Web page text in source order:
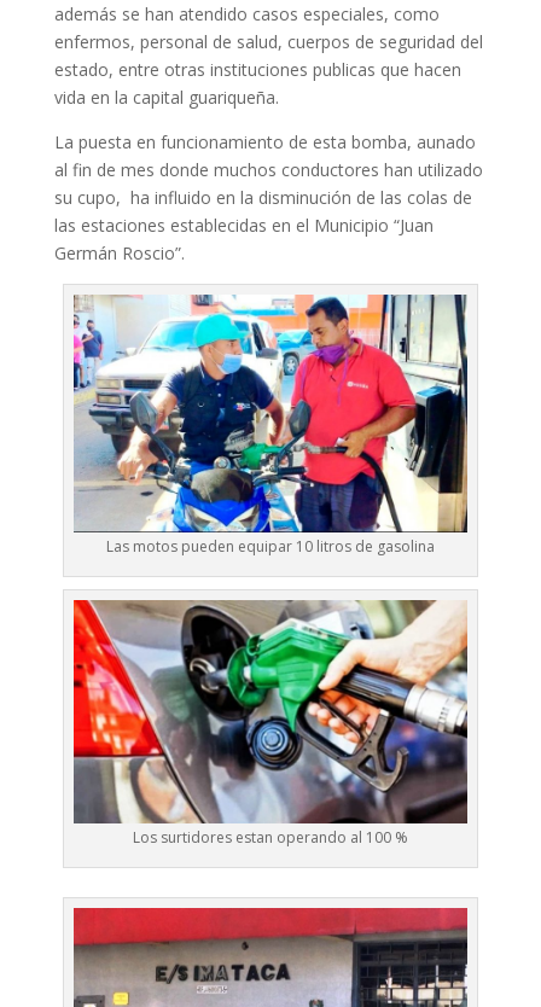
además se han atendido casos especiales, como
enfermos, personal de salud, cuerpos de seguridad del
estado, entre otras instituciones publicas que hacen
vida en la capital guariqueña.
La puesta en funcionamiento de esta bomba, aunado
al fin de mes donde muchos conductores han utilizado
su cupo, ha influido en la disminución de las colas de
las estaciones establecidas en el Municipio “Juan
Germán Roscio”.
Las motos pueden equipar 10 litros de gasolina
Los surtidores estan operando al 100 %